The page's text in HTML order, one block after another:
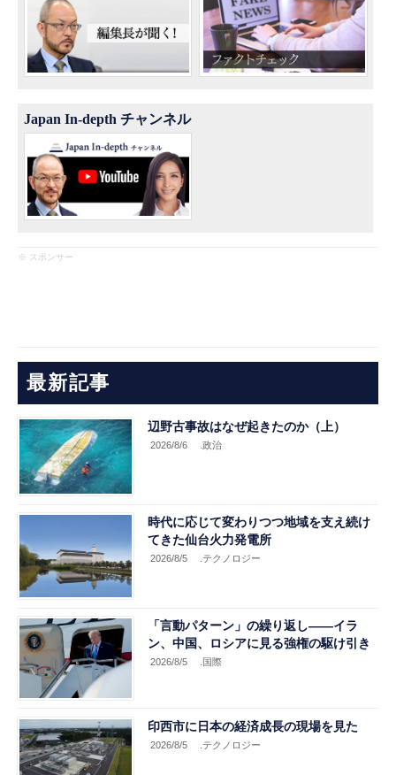
Japan In-depth チャンネル
※ スポンサー
最新記事
辺野古事故はなぜ起きたのか（上）
2026/8/6 .政治
時代に応じて変わりつつ地域を支え続け
てきた仙台火力発電所
2026/8/5 .テクノロジー
「言動パターン」の繰り返し――イラ
ン、中国、ロシアに見る強権の駆け引き
2026/8/5 .国際
印西市に日本の経済成長の現場を見た
2026/8/5 .テクノロジー